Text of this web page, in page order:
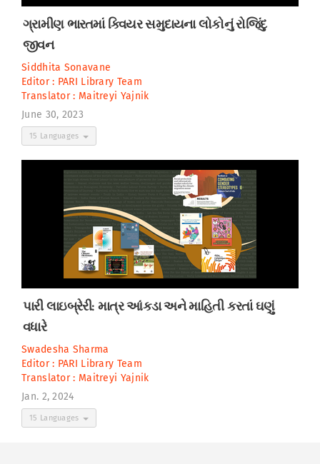
ગ્રામીણ ભારતમાં ક્વિયર સમુદાયના લોકોનું રોજિંદુ
જીવન
Siddhita Sonavane
Editor : PARI Library Team
Translator : Maitreyi Yajnik
June 30, 2023
15 Languages
પારી લાઇબ્રેરી: માત્ર આંકડા અને માહિતી કરતાં ઘણું
વધારે
Swadesha Sharma
Editor : PARI Library Team
Translator : Maitreyi Yajnik
Jan. 2, 2024
15 Languages